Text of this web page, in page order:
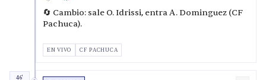
🔄 Cambio: sale O. Idrissi, entra A. Dominguez (CF
Pachuca).
EN VIVO CF PACHUCA
46'